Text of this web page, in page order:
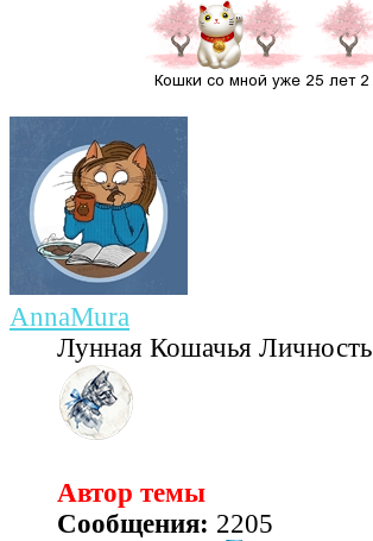
AnnaMura
Лунная Кошачья Личность
Автор темы
Сообщения: 2205